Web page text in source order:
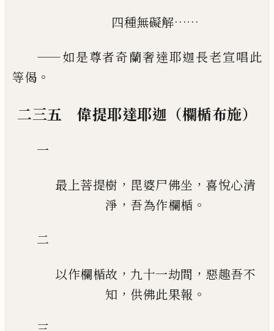
四種無礙解……
——如是尊者奇蘭奢達耶迦長老宣唱此
等偈 。
二三五 偉提耶達耶迦（欄楯布施）
一
最上菩提樹 ， 毘婆尸佛坐 ， 喜悅心清
淨 ， 吾為作欄楯 。
二
以作欄楯故 ， 九十一劫間 ， 惡趣吾不
知 ， 供佛此果報 。